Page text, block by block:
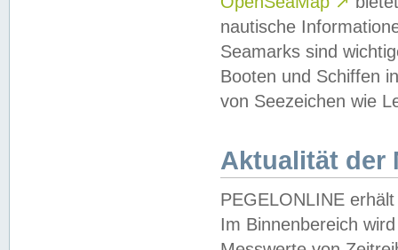
nautische
Seamarks sind
Booten und Schiffen
von Seezeichen wie
Aktualität der
PEGELONLINE
Im Binnenbereich